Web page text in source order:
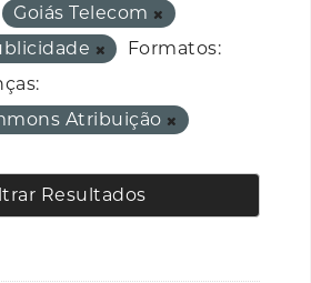
Goiás Telecom
Formatos:
Atribuição
Resultados